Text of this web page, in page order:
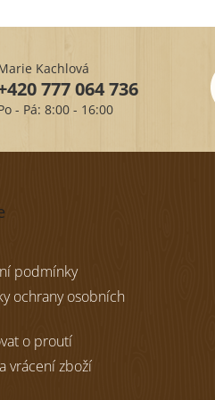
Kachlová
777 064 736
- Pá: 8:00 - 16:00
podmínky
ochrany osobních
o proutí
vrácení zboží